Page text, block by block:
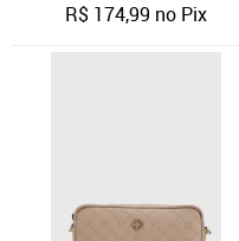
R$ 174,99 no Pix